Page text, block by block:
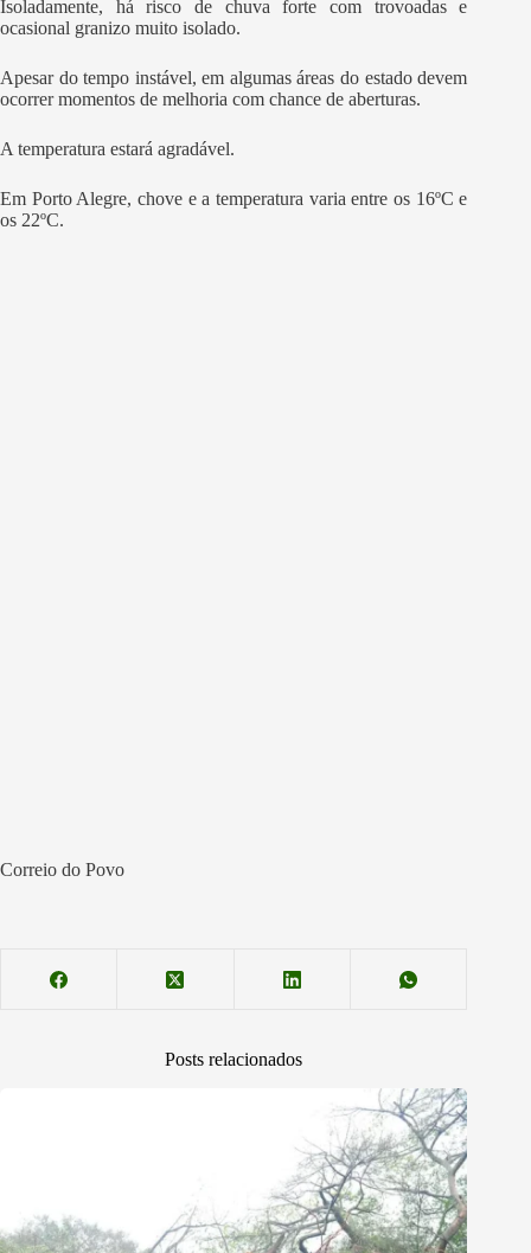
Isoladamente, há risco de chuva forte com trovoadas e
ocasional granizo muito isolado.
Apesar do tempo instável, em algumas áreas do estado devem
ocorrer momentos de melhoria com chance de aberturas.
A temperatura estará agradável.
Em Porto Alegre, chove e a temperatura varia entre os 16ºC e
os 22ºC.
Correio do Povo
Posts relacionados